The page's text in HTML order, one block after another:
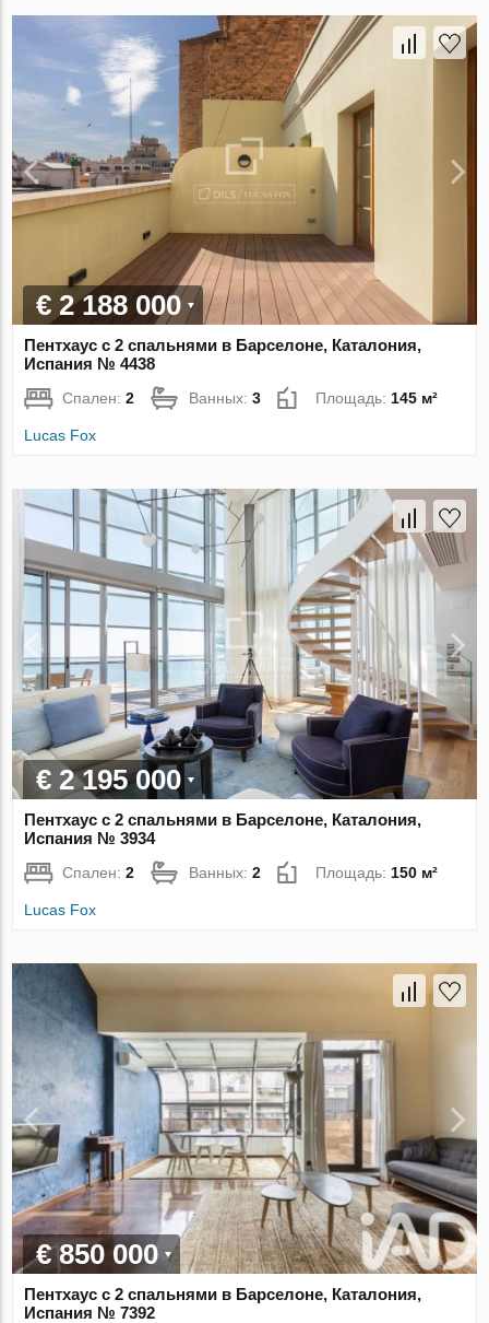
€ 2 188 000
Пентхаус с 2 спальнями в Барселоне, Каталония,
Испания № 4438
Спален:2 Ванных:3 Площадь:145 м²
Lucas Fox
€ 2 195 000
Пентхаус с 2 спальнями в Барселоне, Каталония,
Испания № 3934
Спален:2 Ванных:2 Площадь: 150 м²
Lucas Fox
€ 850 000
Пентхаус с 2 спальнями в Барселоне, Каталония,
Испания № 7392